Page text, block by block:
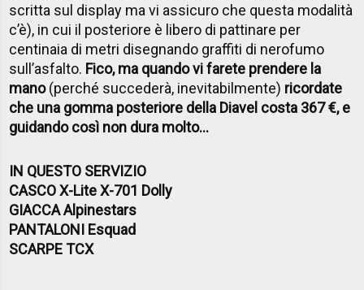
scritta sul display ma vi assicuro che questa modalità
c’è), in cui il posteriore è libero di pattinare per
centinaia di metri disegnando graffiti di nerofumo
sull’asfalto. Fico, ma quando vi farete prendere la
mano(perché succederà, inevitabilmente) ricordate
che una gomma posteriore della Diavel costa 367 €, e
guidando così non dura molto...
IN QUESTO SERVIZIO
CASCOX-Lite X-701 Dolly
GIACCAAlpinestars
PANTALONI Esquad
SCARPETCX